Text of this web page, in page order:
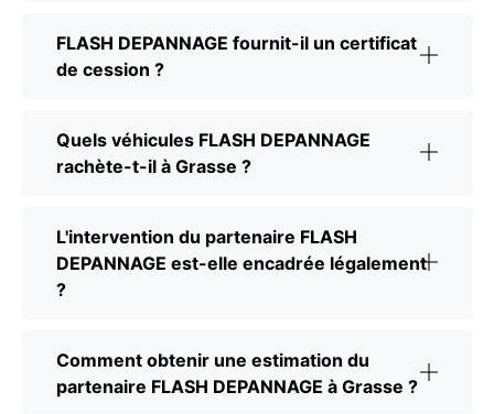
FLASH DEPANNAGE fournit-il un certificat
de cession ?
Quels véhicules FLASH DEPANNAGE
rachète-t-il à Grasse ?
L'intervention du partenaire FLASH
DEPANNAGE est-elle encadrée légalement
?
Comment obtenir une estimation du
partenaire FLASH DEPANNAGE à Grasse ?